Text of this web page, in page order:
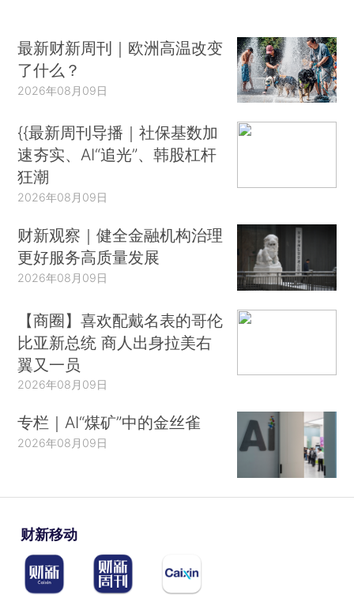
最新财新周刊｜欧洲高温改变
了什么？
2026年08月09日
{{最新周刊导播｜社保基数加
速夯实、AI“追光”、韩股杠杆
狂潮
2026年08月09日
财新观察｜健全金融机构治理
更好服务高质量发展
2026年08月09日
【商圈】喜欢配戴名表的哥伦
比亚新总统 商人出身拉美右
翼又一员
2026年08月09日
专栏｜AI“煤矿”中的金丝雀
2026年08月09日
财新移动